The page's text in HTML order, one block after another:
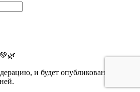
и будет опубликован на сайте